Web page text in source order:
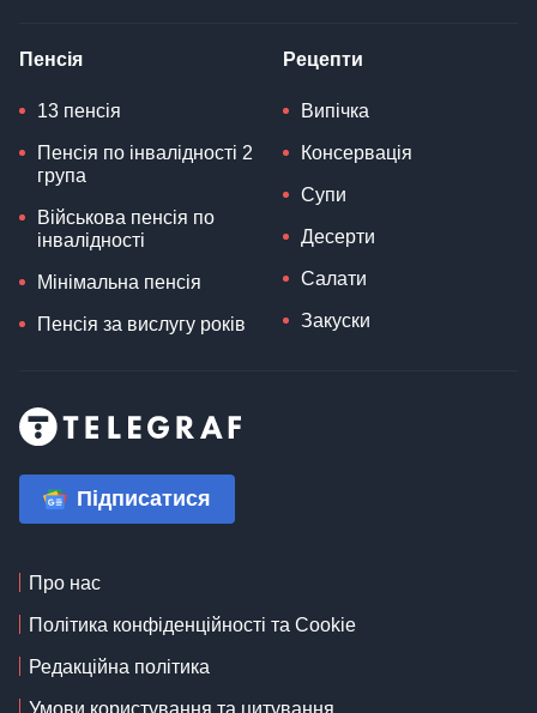
Пенсія
13 пенсія
Пенсія по інвалідності 2
група
Військова пенсія по
інвалідності
Мінімальна пенсія
Пенсія за вислугу років
Рецепти
Випічка
Консервація
Супи
Десерти
Салати
Закуски
Підписатися
Про нас
Політика конфіденційності та Cookie
Редакційна політика
Умови користування та цитування